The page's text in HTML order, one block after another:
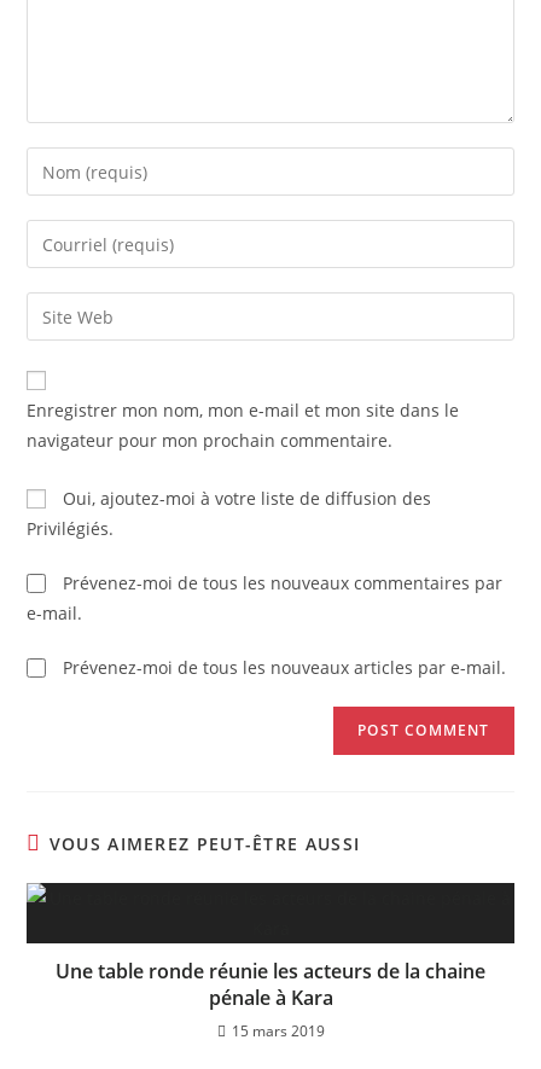
Enregistrer mon nom, mon e-mail et mon site dans le
navigateur pour mon prochain commentaire.
Oui, ajoutez-moi à votre liste de diffusion des
Privilégiés.
Prévenez-moi de tous les nouveaux commentaires par
e-mail.
Prévenez-moi de tous les nouveaux articles par e-mail.
VOUS AIMEREZ PEUT-ÊTRE AUSSI
Une table ronde réunie les acteurs de la chaine
pénale à Kara
15 mars 2019